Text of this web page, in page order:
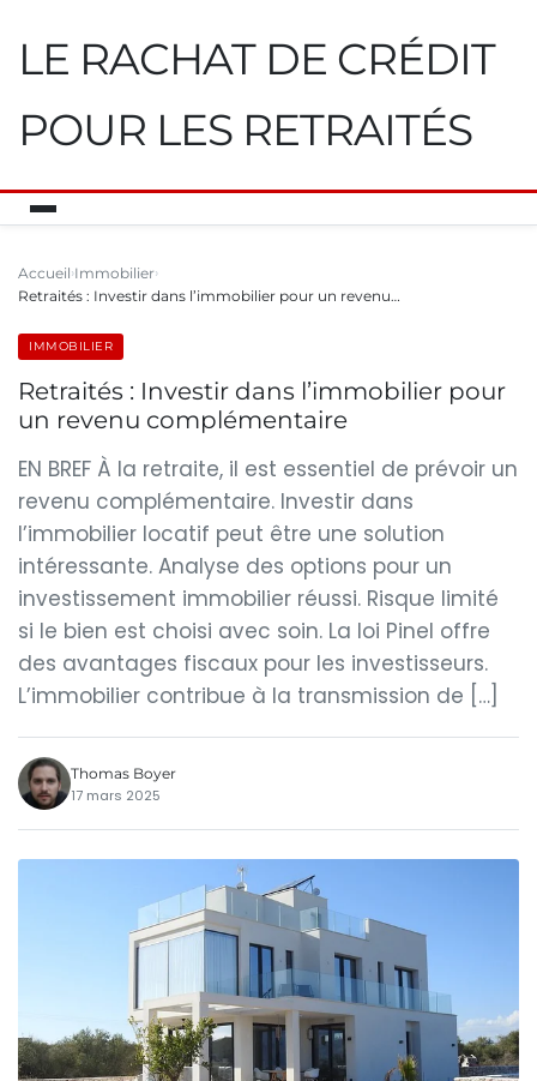
LE RACHAT DE CRÉDIT
POUR LES RETRAITÉS
Accueil Immobilier
Retraités : Investir dans l’immobilier pour un revenu…
IMMOBILIER
Retraités : Investir dans l’immobilier pour
un revenu complémentaire
EN BREF À la retraite, il est essentiel de prévoir un
revenu complémentaire. Investir dans
l’immobilier locatif peut être une solution
intéressante. Analyse des options pour un
investissement immobilier réussi. Risque limité
si le bien est choisi avec soin. La loi Pinel offre
des avantages fiscaux pour les investisseurs.
L’immobilier contribue à la transmission de […]
Thomas Boyer
17 mars 2025